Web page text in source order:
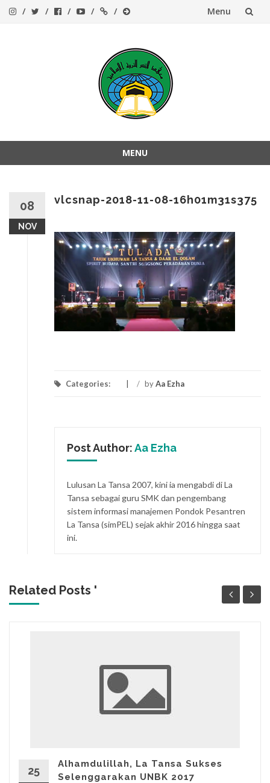
Menu
MENU
08
NOV
vlcsnap-2018-11-08-16h01m31s375
Categories: / byAa Ezha
Post Author:Aa Ezha
Lulusan La Tansa 2007, kini ia mengabdi di La
Tansa sebagai guru SMK dan pengembang
sistem informasi manajemen Pondok Pesantren
La Tansa (simPEL) sejak akhir 2016 hingga saat
ini.
Related Posts '
25
Alhamdulillah, La Tansa Sukses
Selenggarakan UNBK 2017